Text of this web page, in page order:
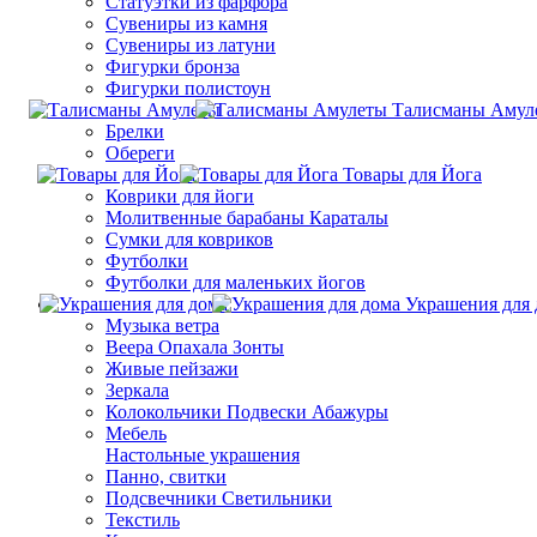
Сувениры из камня
Сувениры из латуни
Фигурки бронза
Фигурки полистоун
Талисманы
Брелки
Обереги
Товары для Йога
Коврики для йоги
Молитвенные барабаны Караталы
Сумки для ковриков
Футболки
Футболки для маленьких йогов
Украшения для
Музыка ветра
Веера Опахала Зонты
Живые пейзажи
Зеркала
Колокольчики Подвески Абажуры
Мебель
Настольные украшения
Панно, свитки
Подсвечники Светильники
Текстиль